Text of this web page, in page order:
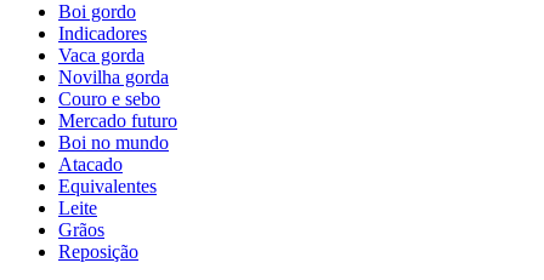
Boi gordo
Indicadores
Vaca gorda
Novilha gorda
Couro e sebo
Mercado futuro
Boi no mundo
Atacado
Equivalentes
Leite
Grãos
Reposição